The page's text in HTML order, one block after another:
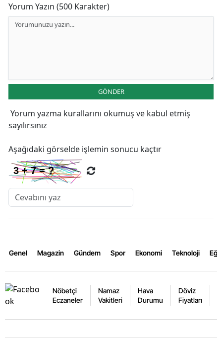
Yorum Yazın (500 Karakter)
GÖNDER
Yorum yazma kurallarını okumuş ve kabul etmiş
sayılırsınız
Aşağıdaki görselde işlemin sonucu kaçtır
Genel Magazin Gündem Spor Ekonomi Teknoloji
Nöbetçi
Eczaneler
Namaz
Vakitleri
Hava
Durumu
Döviz
Fiyatları